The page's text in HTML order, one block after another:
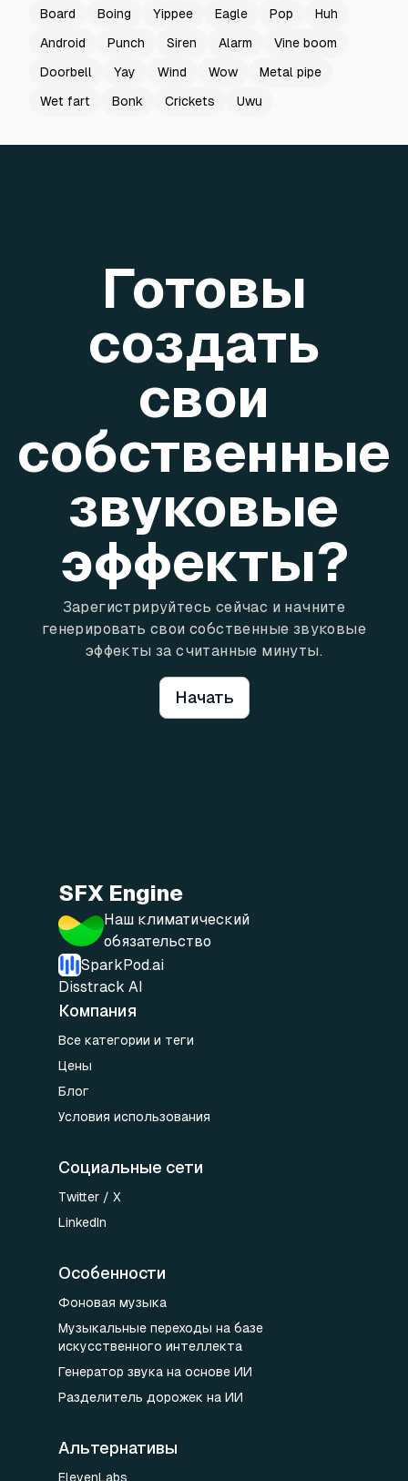
Board
Boing Yippee Eagle Pop
Huh
Android
Punch Siren Alarm
Vine boom
Doorbell
Yay Wind Wow
Metal pipe
Wet fart
Bonk Crickets Uwu
Готовы
создать
свои
собственные
звуковые
эффекты?
Зарегистрируйтесь сейчас и начните
генерировать свои собственные звуковые
эффекты за считанные минуты.
Начать
SFX Engine
Наш климатический
обязательство
SparkPod.ai
Disstrack AI
Компания
Все категории и теги
Цены
Блог
Условия использования
Социальные сети
Twitter / X
LinkedIn
Особенности
Фоновая музыка
Музыкальные переходы на базе
искусственного интеллекта
Генератор звука на основе ИИ
Разделитель дорожек на ИИ
Альтернативы
ElevenLabs